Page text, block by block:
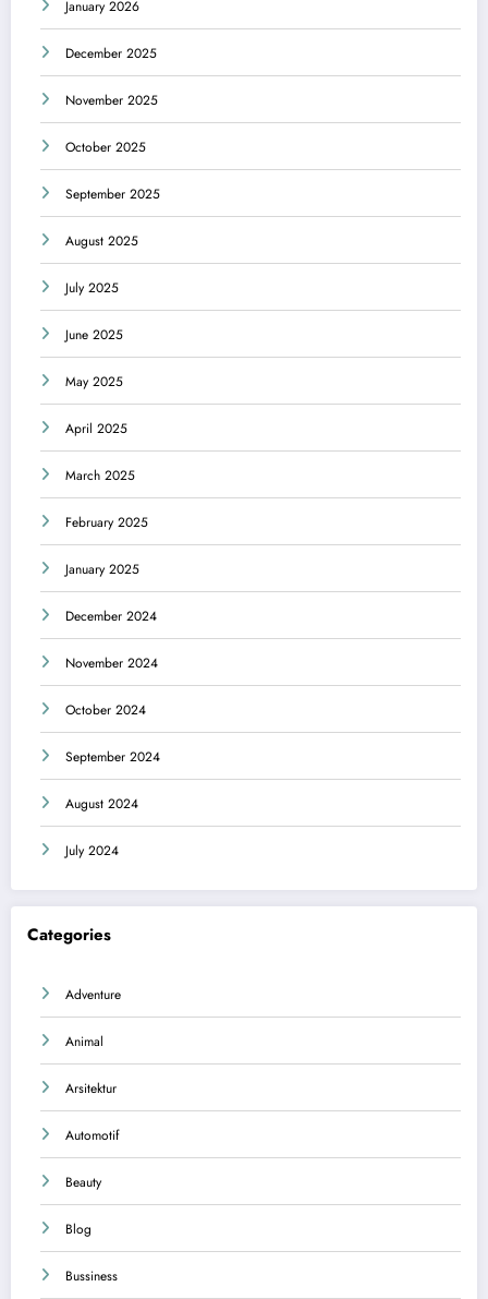
January 2026
December 2025
November 2025
October 2025
September 2025
August 2025
July 2025
June 2025
May 2025
April 2025
March 2025
February 2025
January 2025
December 2024
November 2024
October 2024
September 2024
August 2024
July 2024
Categories
Adventure
Animal
Arsitektur
Automotif
Beauty
Blog
Bussiness